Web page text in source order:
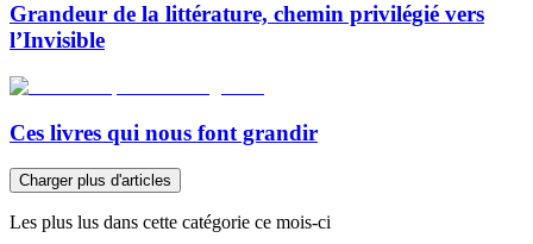
Grandeur de la littérature, chemin privilégié vers
l’Invisible
Ces livres qui nous font grandir
Charger plus d'articles
Les plus lus dans cette catégorie ce mois-ci